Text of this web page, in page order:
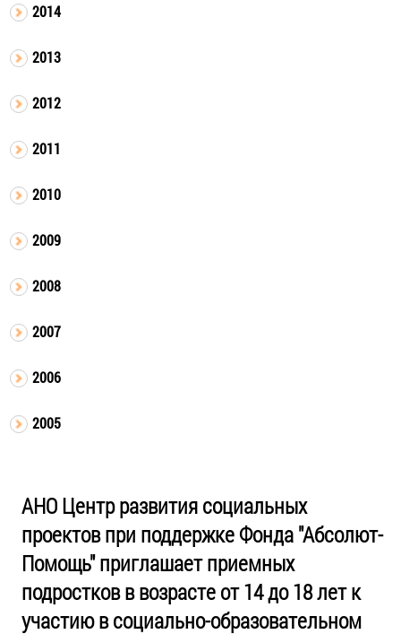
2014
2013
2012
2011
2010
2009
2008
2007
2006
2005
АНО Центр развития социальных
проектов при поддержке Фонда "Абсолют-
Помощь" приглашает приемных
подростков в возрасте от 14 до 18 лет к
участию в социально-образовательном